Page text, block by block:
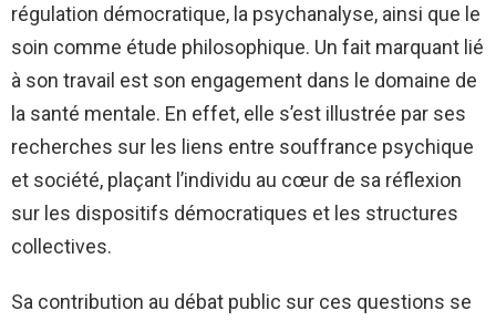
régulation démocratique, la psychanalyse, ainsi que le
soin comme étude philosophique. Un fait marquant lié
à son travail est son engagement dans le domaine de
la santé mentale. En effet, elle s’est illustrée par ses
recherches sur les liens entre souffrance psychique
et société, plaçant l’individu au cœur de sa réflexion
sur les dispositifs démocratiques et les structures
collectives.
Sa contribution au débat public sur ces questions se